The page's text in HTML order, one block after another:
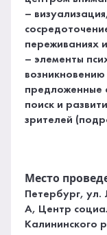
–
переживаниях
– элементы
предложенные
поиск и
зрителей
Место
Петербург, ул.
А, Центр
Калининского